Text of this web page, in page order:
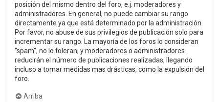
posición del mismo dentro del foro, e.j. moderadores y
administradores. En general, no puede cambiar su rango
directamente ya que está determinado por la administración.
Por favor, no abuse de sus privilegios de publicación solo para
incrementar su rango. La mayoría de los foros lo consideran
“spam”, no lo toleran, y moderadores o administradores
reducirán el número de publicaciones realizadas, llegando
incluso a tomar medidas mas drásticas, como la expulsión del
foro.
Arriba